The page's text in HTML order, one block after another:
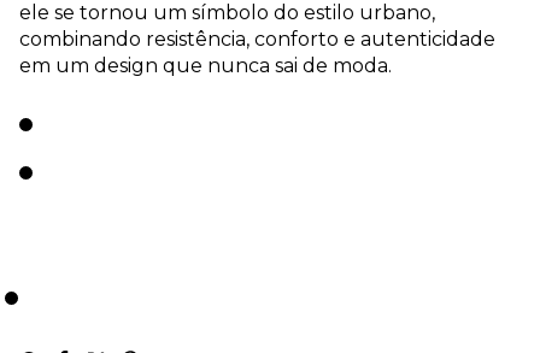
ele se tornou um símbolo do estilo urbano,
combinando resistência, conforto e autenticidade
em um design que nunca sai de moda.